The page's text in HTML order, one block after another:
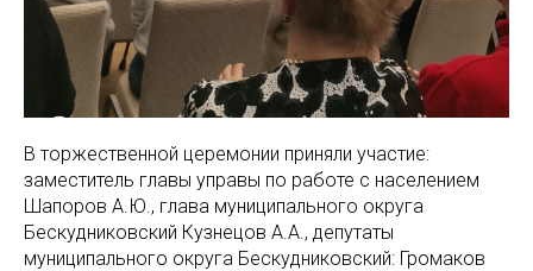
В торжественной церемонии приняли участие:
заместитель главы управы по работе с населением
Шапоров А.Ю., глава муниципального округа
Бескудниковский Кузнецов А.А., депутаты
муниципального округа Бескудниковский: Громаков